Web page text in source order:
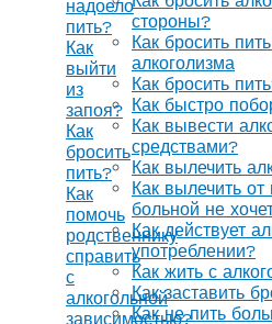
надоело
пить?
Как
выйти
из
запоя?
Как
бросить
пить?
Как
помочь
родственнику
справить
с
алкогольной
зависимостью?
стороны?
Как бросить
алкоголизма
Как бросить
Как быстро
Как вывести
средствами?
Как вылечить
Как вылечить
больной не
Как действует
употреблении?
Как жить с
Как заставить
Как не пить